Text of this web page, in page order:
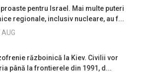
pentru Israel. Mai multe puteri
regionale, inclusiv nucleare, au f...
războinică la Kiev. Civilii vor
până la frontierele din 1991, d...